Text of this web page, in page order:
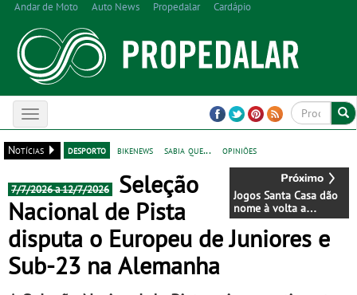
Andar de Moto Auto News Propedalar Cardápio
Toggle
navigation
Notícias
desporto bikenews sabia que... opiniões
Jogos Santa Casa dão
nome à volta a
Portugal 2026 e
inauguram um novo
ciclo da prova rumo
7/7/2026 a 12/7/2026
Seleção
Nacional de Pista
disputa o Europeu de Juniores e
Sub-23 na Alemanha